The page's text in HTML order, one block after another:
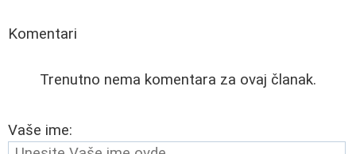
Komentari
Trenutno nema komentara za ovaj članak.
Vaše ime: